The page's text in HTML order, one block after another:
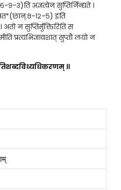
९-३)ति अज्ञत्वेन सुप्तिर्निन्द्यते ।
१२-५) इति
अतो न सुप्तिर्मुक्तिरिति स
प्रत्यभिज्ञावशात् सुप्तौ लयो न
॥